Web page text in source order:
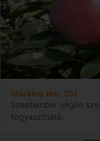
Starking Nm. 251
Szeptember végén
fogyasztható.